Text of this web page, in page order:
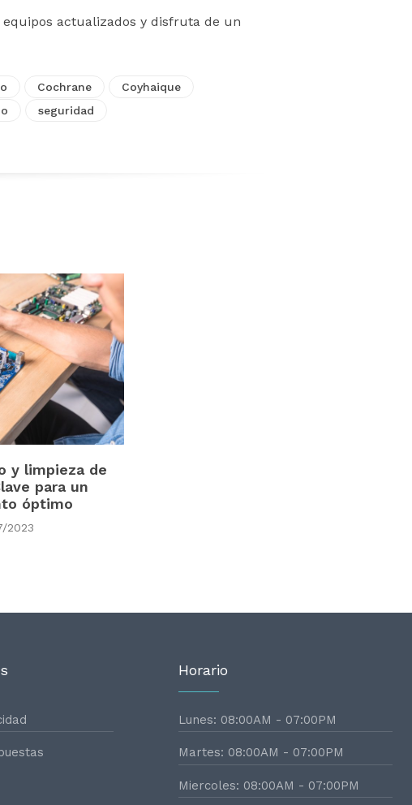
actualizados y disfruta de un
Cochrane
Coyhaique
seguridad
y limpieza de
para un
óptimo
2023
Horario
Lunes: 08:00AM - 07:00PM
Martes: 08:00AM - 07:00PM
Miercoles: 08:00AM - 07:00PM